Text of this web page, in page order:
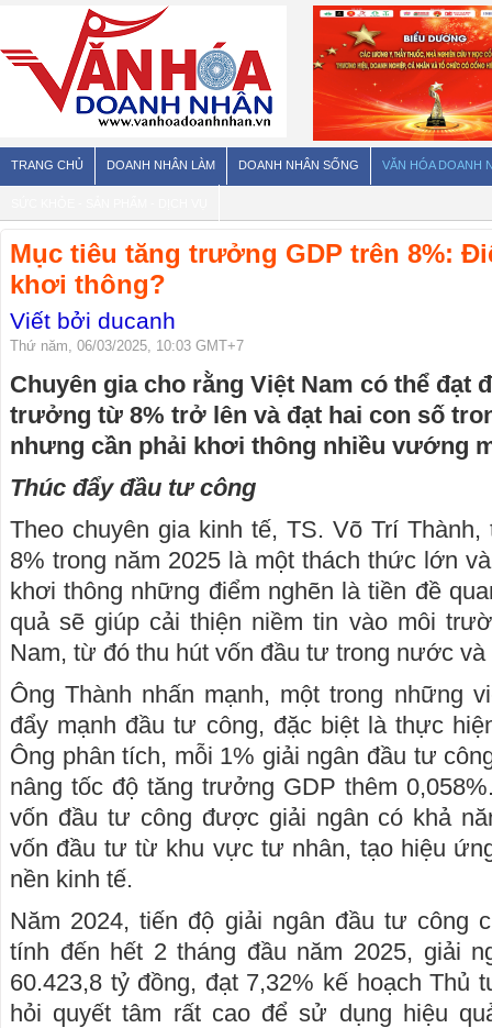
TRANG CHỦ DOANH NHÂN LÀM DOANH NHÂN SỐNG VĂN HÓA DOANH
Mục tiêu tăng trưởng GDP trên 8%:
khơi thông?
Viết bởi ducanh
Thứ năm, 06/03/2025, 10:03 GMT+7
Chuyên gia cho rằng Việt Nam có thể đạt
trưởng từ 8% trở lên và đạt hai con số
nhưng cần phải khơi thông nhiều vướng
Thúc đẩy đầu tư công
Theo chuyên gia kinh tế, TS. Võ Trí
8% trong năm 2025 là một thách thức lớn
khơi thông những điểm nghẽn là tiền đề
quả sẽ giúp cải thiện niềm tin vào môi
Nam, từ đó thu hút vốn đầu tư trong nước và
Ông Thành nhấn mạnh, một trong những
đẩy mạnh đầu tư công, đặc biệt là thực
Ông phân tích, mỗi 1% giải ngân đầu tư
nâng tốc độ tăng trưởng GDP thêm
vốn đầu tư công được giải ngân có khả
vốn đầu tư từ khu vực tư nhân, tạo hiệu
nền kinh tế.
Năm 2024, tiến độ giải ngân đầu tư công
tính đến hết 2 tháng đầu năm 2025, giải
60.423,8 tỷ đồng, đạt 7,32% kế hoạch Thủ
hỏi quyết tâm rất cao để sử dụng hiệu